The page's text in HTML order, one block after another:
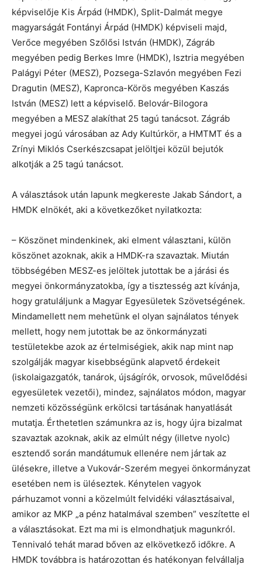
képviselője Kis Árpád (HMDK), Split-Dalmát megye
magyarságát Fontányi Árpád (HMDK) képviseli majd,
Verőce megyében Szőlősi István (HMDK), Zágráb
megyében pedig Berkes Imre (HMDK), Isztria megyében
Palágyi Péter (MESZ), Pozsega-Szlavón megyében Fezi
Dragutin (MESZ), Kapronca-Körös megyében Kaszás
István (MESZ) lett a képviselő. Belovár-Bilogora
megyében a MESZ alakíthat 25 tagú tanácsot. Zágráb
megyei jogú városában az Ady Kultúrkör, a HMTMT és a
Zrínyi Miklós Cserkészcsapat jelöltjei közül bejutók
alkotják a 25 tagú tanácsot.
A választások után lapunk megkereste Jakab Sándort, a
HMDK elnökét, aki a következőket nyilatkozta:
– Köszönet mindenkinek, aki elment választani, külön
köszönet azoknak, akik a HMDK-ra szavaztak. Miután
többségében MESZ-es jelöltek jutottak be a járási és
megyei önkormányzatokba, így a tisztesség azt kívánja,
hogy gratuláljunk a Magyar Egyesületek Szövetségének.
Mindamellett nem mehetünk el olyan sajnálatos tények
mellett, hogy nem jutottak be az önkormányzati
testületekbe azok az értelmiségiek, akik nap mint nap
szolgálják magyar kisebbségünk alapvető érdekeit
(iskolaigazgatók, tanárok, újságírók, orvosok, művelődési
egyesületek vezetői), mindez, sajnálatos módon, magyar
nemzeti közösségünk erkölcsi tartásának hanyatlását
mutatja. Érthetetlen számunkra az is, hogy újra bizalmat
szavaztak azoknak, akik az elmúlt négy (illetve nyolc)
esztendő során mandátumuk ellenére nem jártak az
ülésekre, illetve a Vukovár-Szerém megyei önkormányzat
esetében nem is üléseztek. Kénytelen vagyok
párhuzamot vonni a közelmúlt felvidéki választásaival,
amikor az MKP „a pénz hatalmával szemben” veszítette el
a választásokat. Ezt ma mi is elmondhatjuk magunkról.
Tennivaló tehát marad bőven az elkövetkező időkre. A
HMDK továbbra is határozottan és hatékonyan felvállalja